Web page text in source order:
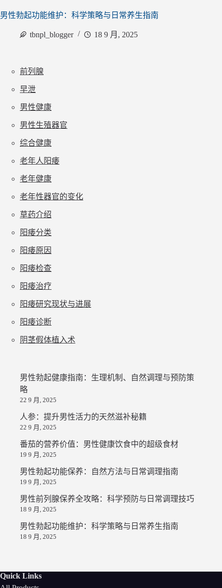
男性勃起功能维护：科学策略与日常养生指南
tbnpl_blogger 18 9 月, 2025
前列腺
早泄
男性健康
男性生殖器官
综合健康
老年人阳痿
老年健康
老年性器官的变化
草药介绍
阳痿分类
阳痿原因
阳痿检查
阳痿治疗
阳痿研究现状与进展
阳痿诊断
阴茎假体植入术
男性勃起健康指南：生理机制、自然调理与预防策
略
22 9 月, 2025
人参：提升男性活力的天然滋补秘籍
22 9 月, 2025
番茄的营养价值：男性健康饮食中的超级食材
19 9 月, 2025
男性勃起功能保养：自然方法与日常调理指南
19 9 月, 2025
男性前列腺保养全攻略：科学预防与日常调理技巧
18 9 月, 2025
男性勃起功能维护：科学策略与日常养生指南
18 9 月, 2025
Quick Links